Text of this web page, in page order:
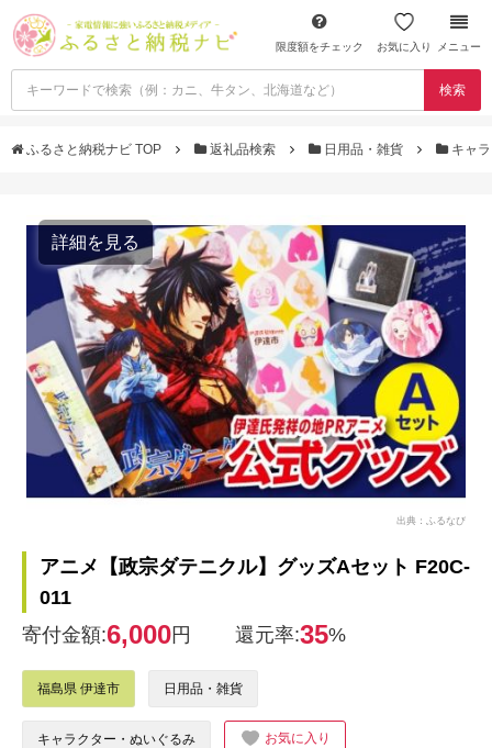
限度額をチェック お気に入り メニュー
検索
ふるさと納税ナビ TOP 返礼品検索 日用品・雑貨 キャ
詳細を見る
出典：ふるなび
アニメ【政宗ダテニクル】グッズAセット F20C-
011
寄付金額:6,000円 還元率:35%
福島県 伊達市 日用品・雑貨
キャラクター・ぬいぐるみ お気に入り